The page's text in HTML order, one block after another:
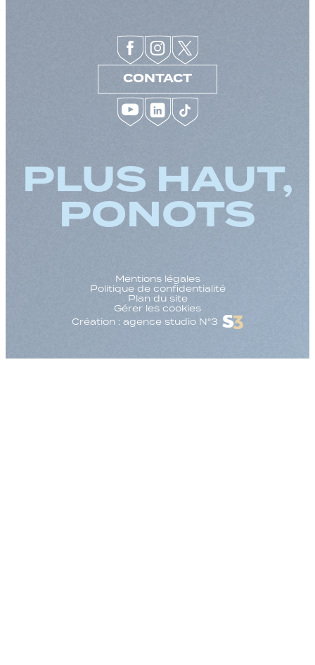
CONTACT
PLUS HAUT,
PONOTS
Mentions légales
Politique de confidentialité
Plan du site
Gérer les cookies
Création : agence studio N°3